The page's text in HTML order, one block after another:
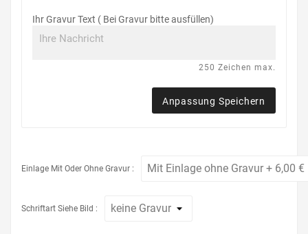
Ihr Gravur Text ( Bei Gravur bitte ausfüllen)
250 Zeichen max.
Anpassung Speichern
Einlage Mit Oder Ohne Gravur :
Schriftart Siehe Bild :